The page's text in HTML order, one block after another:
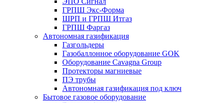
ГРПШ Экс-Форма
ШРП и ГРПШ Итгаз
ГРПШ Фаргаз
Автономная газификация
Газгольдеры
Газобаллонное оборудование GOK
Оборудование Cavagna Group
Протекторы магниевые
ПЭ трубы
Автономная газификация под ключ
Бытовое газовое оборудование